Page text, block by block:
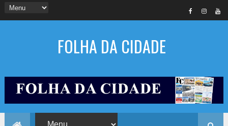
FOLHA DA CIDADE